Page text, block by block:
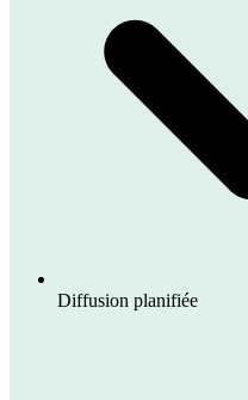
Diffusion planifiée